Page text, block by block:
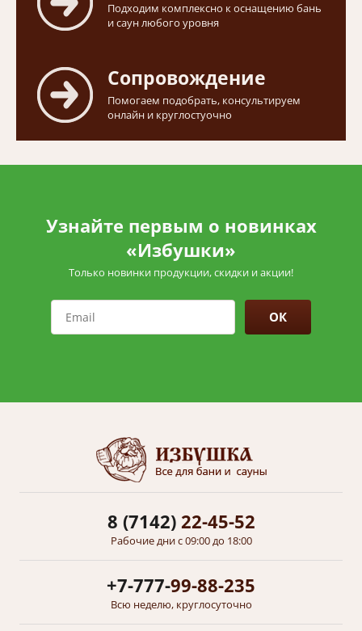
Подходим комплексно к оснащению бань
и саун любого уровня
Сопровождение
Помогаем подобрать, консультируем
онлайн и круглостуочно
Узнайте первым о новинках
«Избушки»
Только новинки продукции, скидки и акции!
ОК
8 (7142)22-45-52
Рабочие дни с 09:00 до 18:00
+7-777-99-88-235
Всю неделю, круглосуточно